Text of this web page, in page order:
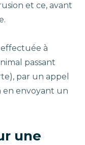
et ce, avant
à
passant
par un appel
envoyant un
une